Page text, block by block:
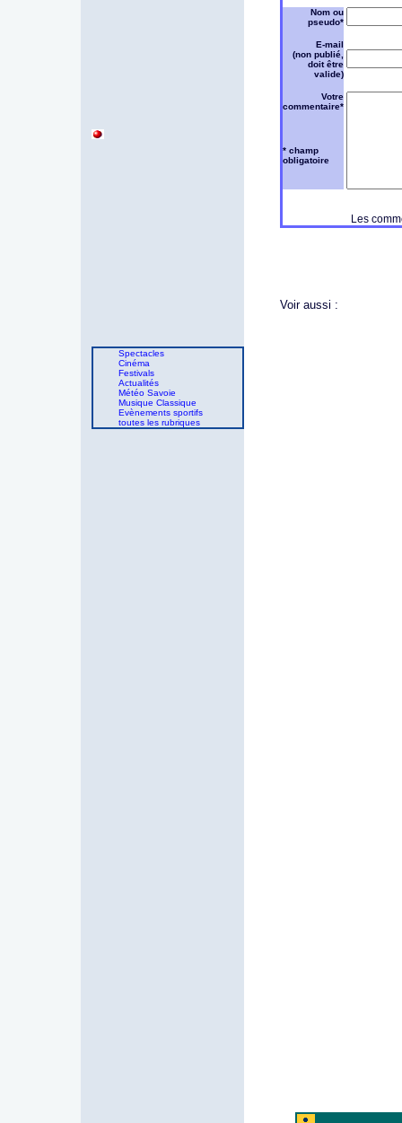
Spectacles
Cinéma
Festivals
Actualités
Météo Savoie
Musique Classique
Evènements sportifs
toutes les rubriques
Nom ou
pseudo*
E-mail
(non publié,
doit être
valide)
Votre
commentaire*
* champ
obligatoire
Les
Voir aussi :